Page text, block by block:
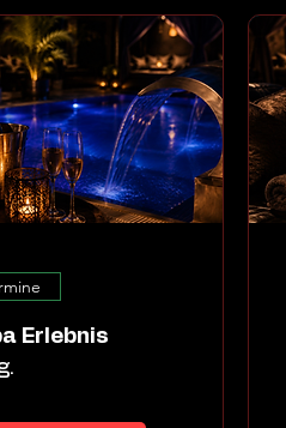
Erlebnis